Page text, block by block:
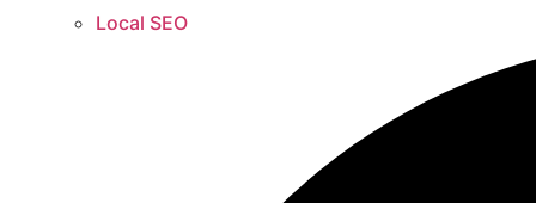
Local SEO